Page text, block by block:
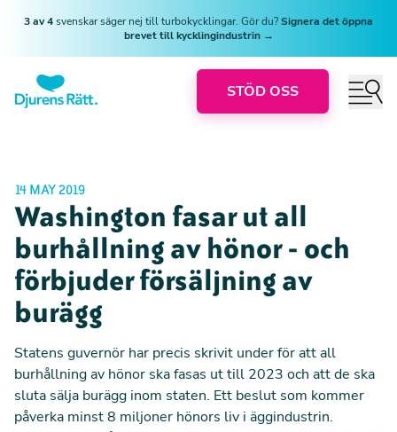
3 av 4svenskar säger nej till turbokycklingar. Gör du?Signera det öppna
brevet till kycklingindustrin →
STÖD OSS
14 MAY 2019
Washington fasar ut all
burhållning av hönor - och
förbjuder försäljning av
burägg
Statens guvernör har precis skrivit under för att all
burhållning av hönor ska fasas ut till 2023 och att de ska
sluta sälja burägg inom staten. Ett beslut som kommer
påverka minst 8 miljoner hönors liv i äggindustrin.